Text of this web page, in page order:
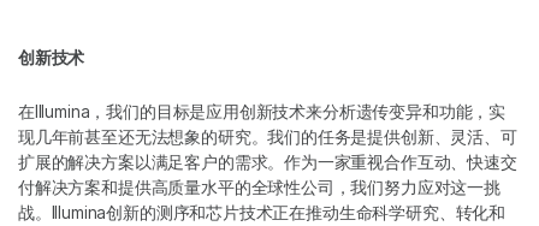
创新技术
在Illumina，我们的目标是应用创新技术来分析遗传变异和功能，实
现几年前甚至还无法想象的研究。我们的任务是提供创新、灵活、可
扩展的解决方案以满足客户的需求。作为一家重视合作互动、快速交
付解决方案和提供高质量水平的全球性公司，我们努力应对这一挑
战。Illumina创新的测序和芯片技术正在推动生命科学研究、转化和